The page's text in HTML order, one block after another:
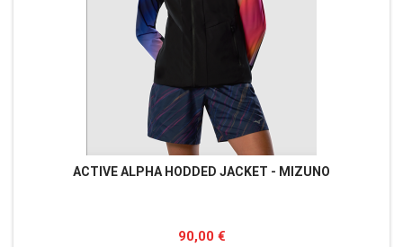
ACTIVE ALPHA HODDED JACKET - MIZUNO
Prix
90,00 €